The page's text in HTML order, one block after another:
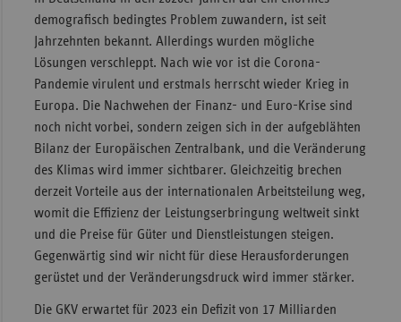
demografisch bedingtes Problem zuwandern, ist seit
Jahrzehnten bekannt. Allerdings wurden mögliche
Lösungen verschleppt. Nach wie vor ist die Corona-
Pandemie virulent und erstmals herrscht wieder Krieg in
Europa. Die Nachwehen der Finanz- und Euro-Krise sind
noch nicht vorbei, sondern zeigen sich in der aufgeblähten
Bilanz der Europäischen Zentralbank, und die Veränderung
des Klimas wird immer sichtbarer. Gleichzeitig brechen
derzeit Vorteile aus der internationalen Arbeitsteilung weg,
womit die Effizienz der Leistungserbringung weltweit sinkt
und die Preise für Güter und Dienstleistungen steigen.
Gegenwärtig sind wir nicht für diese Herausforderungen
gerüstet und der Veränderungsdruck wird immer stärker.
Die GKV erwartet für 2023 ein Defizit von 17 Milliarden